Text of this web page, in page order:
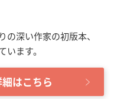
深い作家の初版本、
ます。
はこちら